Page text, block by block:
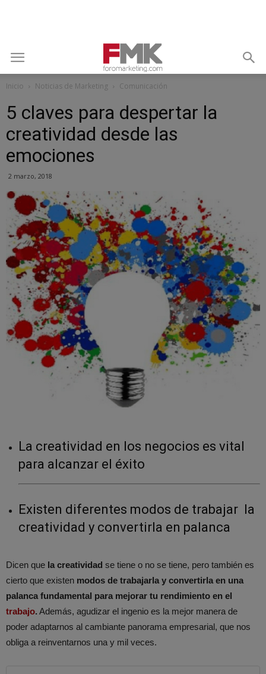
Inicio Noticias de Marketing Comunicación
5 claves para despertar la
creatividad desde las
emociones
2 marzo, 2018
La creatividad en los negocios es vital
para alcanzar el éxito
Existen diferentes modos de trabajar la
creatividad y convertirla en palanca
Dicen que la creatividad se tiene o no se tiene, pero también es
cierto que existen modos de trabajarla y convertirla en una
palanca fundamental para mejorar tu rendimiento en el
trabajo. Además, agudizar el ingenio es la mejor manera de
poder adaptarnos al cambiante panorama empresarial, que nos
obliga a reinventarnos una y mil veces.